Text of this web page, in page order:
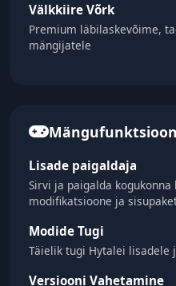
Välkkiire Võrk
Premium läbilaskevõime,
mängijatele
Lisade paigaldaja
Sirvi ja paigalda kogukonna
modifikatsioone ja
Modide Tugi
Täielik tugi Hytalei lisadele
Versiooni Vahetamine